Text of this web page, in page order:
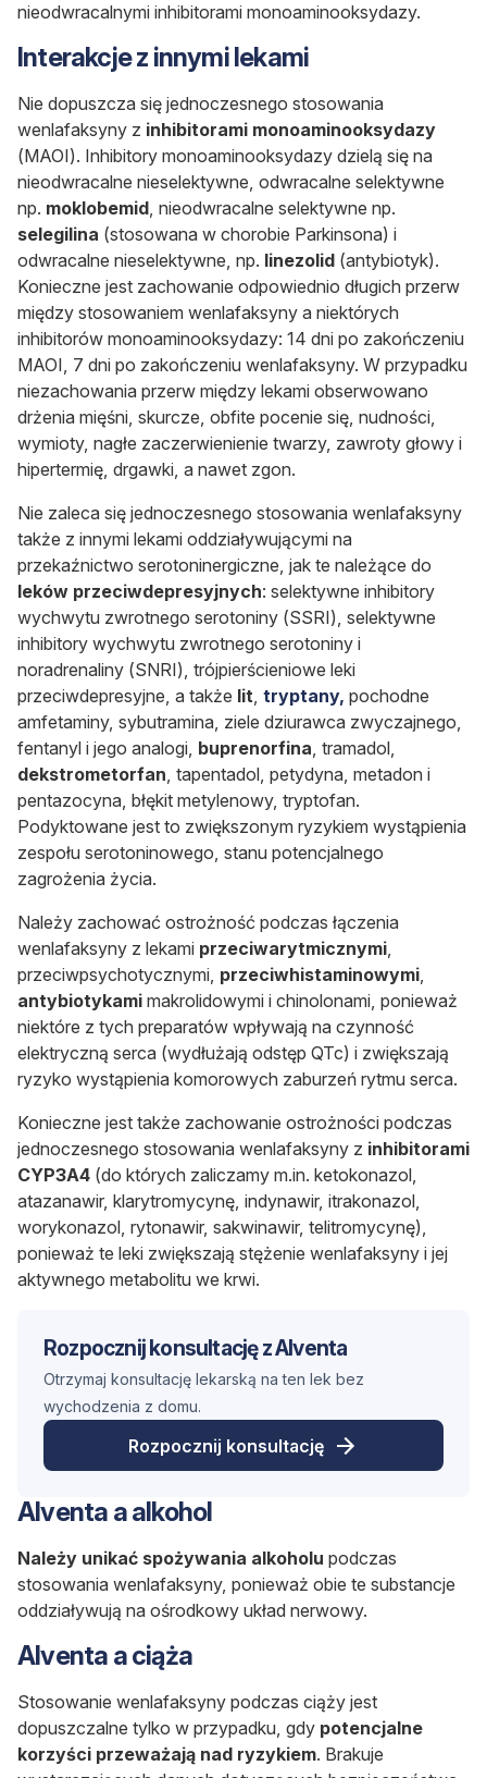
nieodwracalnymi inhibitorami monoaminooksydazy.
Interakcje z innymi lekami
Nie dopuszcza się jednoczesnego stosowania
wenlafaksyny z inhibitorami monoaminooksydazy
(MAOI). Inhibitory monoaminooksydazy dzielą się na
nieodwracalne nieselektywne, odwracalne selektywne
np. moklobemid, nieodwracalne selektywne np.
selegilina (stosowana w chorobie Parkinsona) i
odwracalne nieselektywne, np. linezolid (antybiotyk).
Konieczne jest zachowanie odpowiednio długich przerw
między stosowaniem wenlafaksyny a niektórych
inhibitorów monoaminooksydazy: 14 dni po zakończeniu
MAOI, 7 dni po zakończeniu wenlafaksyny. W przypadku
niezachowania przerw między lekami obserwowano
drżenia mięśni, skurcze, obfite pocenie się, nudności,
wymioty, nagłe zaczerwienienie twarzy, zawroty głowy i
hipertermię, drgawki, a nawet zgon.
Nie zaleca się jednoczesnego stosowania wenlafaksyny
także z innymi lekami oddziaływującymi na
przekaźnictwo serotoninergiczne, jak te należące do
leków przeciwdepresyjnych: selektywne inhibitory
wychwytu zwrotnego serotoniny (SSRI), selektywne
inhibitory wychwytu zwrotnego serotoniny i
noradrenaliny (SNRI), trójpierścieniowe leki
przeciwdepresyjne, a także lit, tryptany, pochodne
amfetaminy, sybutramina, ziele dziurawca zwyczajnego,
fentanyl i jego analogi, buprenorfina, tramadol,
dekstrometorfan, tapentadol, petydyna, metadon i
pentazocyna, błękit metylenowy, tryptofan.
Podyktowane jest to zwiększonym ryzykiem wystąpienia
zespołu serotoninowego, stanu potencjalnego
zagrożenia życia.
Należy zachować ostrożność podczas łączenia
wenlafaksyny z lekami przeciwarytmicznymi,
przeciwpsychotycznymi, przeciwhistaminowymi,
antybiotykami makrolidowymi i chinolonami, ponieważ
niektóre z tych preparatów wpływają na czynność
elektryczną serca (wydłużają odstęp QTc) i zwiększają
ryzyko wystąpienia komorowych zaburzeń rytmu serca.
Konieczne jest także zachowanie ostrożności podczas
jednoczesnego stosowania wenlafaksyny z inhibitorami
CYP3A4 (do których zaliczamy m.in. ketokonazol,
atazanawir, klarytromycynę, indynawir, itrakonazol,
worykonazol, rytonawir, sakwinawir, telitromycynę),
ponieważ te leki zwiększają stężenie wenlafaksyny i jej
aktywnego metabolitu we krwi.
Rozpocznij konsultację z Alventa
Otrzymaj konsultację lekarską na ten lek bez
wychodzenia z domu.
Rozpocznij konsultację
Alventa a alkohol
Należy unikać spożywania alkoholu podczas
stosowania wenlafaksyny, ponieważ obie te substancje
oddziaływują na ośrodkowy układ nerwowy.
Alventa a ciąża
Stosowanie wenlafaksyny podczas ciąży jest
dopuszczalne tylko w przypadku, gdy potencjalne
korzyści przeważają nad ryzykiem. Brakuje